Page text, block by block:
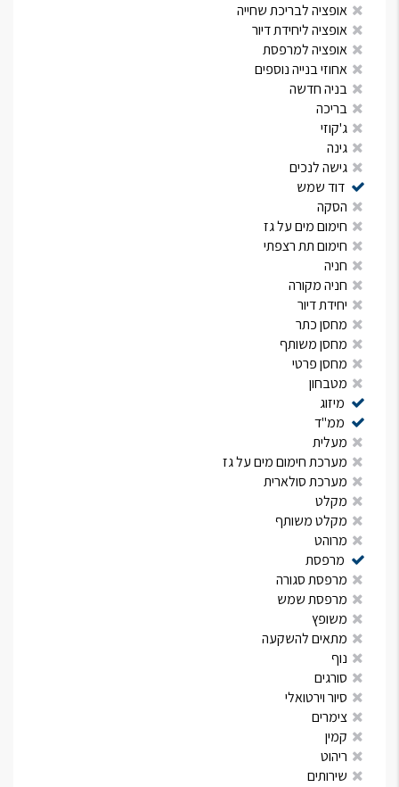
אופציה לבריכת שחייה
אופציה ליחידת דיור
אופציה למרפסת
אחוזי בנייה נוספים
בניה חדשה
בריכה
ג'קוזי
גינה
גישה לנכים
דוד שמש
הסקה
חימום מים על גז
חימום תת רצפתי
חניה
חניה מקורה
יחידת דיור
מחסן כתר
מחסן משותף
מחסן פרטי
מטבחון
מיזוג
ממ"ד
מעלית
מערכת חימום מים על גז
מערכת סולארית
מקלט
מקלט משותף
מרוהט
מרפסת
מרפסת סגורה
מרפסת שמש
משופץ
מתאים להשקעה
נוף
סורגים
סיור וירטואלי
צימרים
קמין
ריהוט
שירותים